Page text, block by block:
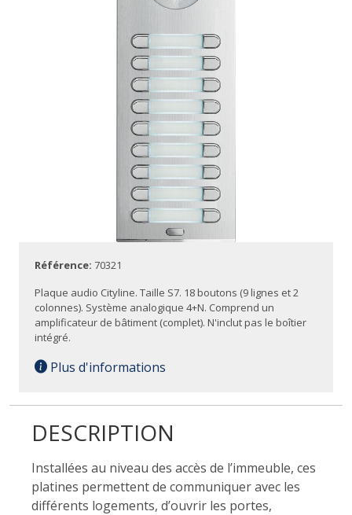
Référence: 70321
Plaque audio Cityline. Taille S7. 18 boutons (9 lignes et 2
colonnes). Système analogique 4+N. Comprend un
amplificateur de bâtiment (complet). N'inclut pas le boîtier
intégré.
Plus d'informations
DESCRIPTION
Installées au niveau des accès de l’immeuble, ces
platines permettent de communiquer avec les
différents logements, d’ouvrir les portes,